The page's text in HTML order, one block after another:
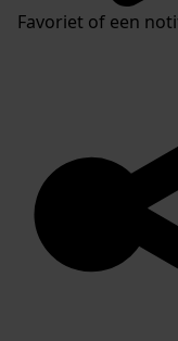
Favoriet of een